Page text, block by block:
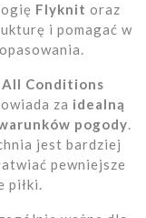
Flyknit oraz
i pomagać w
All Conditions
za idealną
pogody.
jest bardziej
pewniejsze
piłki.